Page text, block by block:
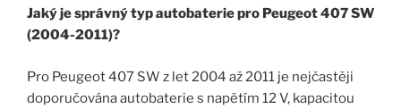
Jaký je správný typ autobaterie pro Peugeot 407 SW
(2004-2011)?
Pro Peugeot 407 SW z let 2004 až 2011 je nejčastěji
doporučována autobaterie s napětím 12 V, kapacitou